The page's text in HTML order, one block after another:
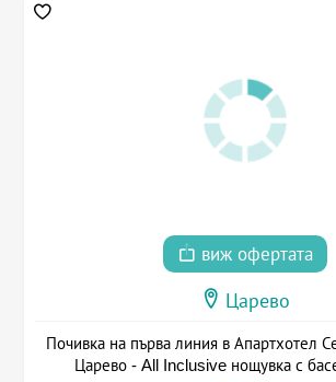
виж офертата
Царево
Почивка на първа линия в Апартхотел
Царево - All Inclusive нощувка с